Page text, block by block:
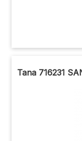
Tana 716231